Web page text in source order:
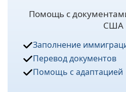
Помощь с
США
Заполнение
Перевод документов
Помощь с адаптацией